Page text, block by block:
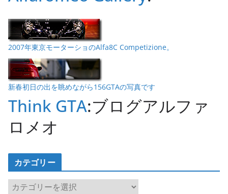
2007年東京モーターショのAlfa8C Competizione。
新春初日の出を眺めながら156GTAの写真です
Think GTA:ブログアルファ
ロメオ
カテゴリー
カ